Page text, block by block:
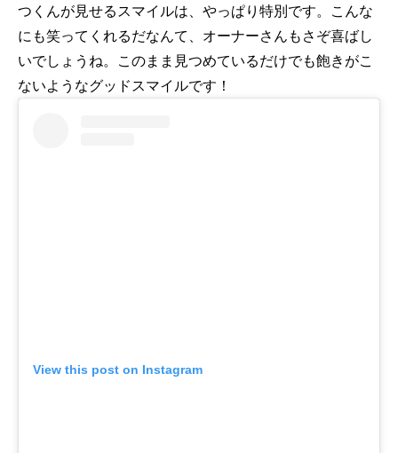
つくんが見せるスマイルは、やっぱり特別です。こんな
にも笑ってくれるだなんて、オーナーさんもさぞ喜ばし
いでしょうね。このまま見つめているだけでも飽きがこ
ないようなグッドスマイルです！
View this post on Instagram